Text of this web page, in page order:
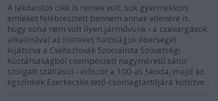
A lakóautós cikk is remek volt, sok gyermekkori
emléket felébresztett bennem annak ellenére is,
hogy soha nem volt ilyen járművünk - a csavargások
alkalmával az illetékes hatóságok éberségét
kijátszva a Csehszlovák Szocialista Szövetségi
Köztársaságból csempészett nagyméretű sátor
szolgált szállásul - először a 100-as Skoda, majd az
égszínkék Ezerkecske tető-csomagtartójára kötözve...